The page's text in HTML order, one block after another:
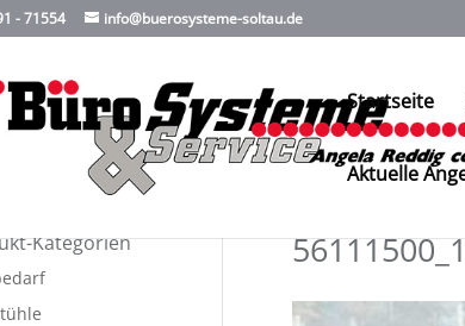
- 71554 info@buerosysteme-soltau.de
Startseite
Aktuelle
Kategorien